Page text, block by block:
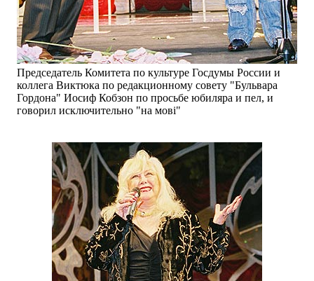
Председатель Комитета по культуре Госдумы России и
коллега Виктюка по редакционному совету "Бульвара
Гордона" Иосиф Кобзон по просьбе юбиляра и пел, и
говорил исключительно "на мовi"